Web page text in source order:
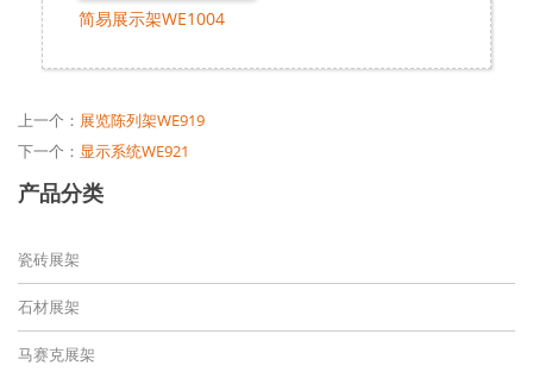
简易展示架WE1004
上一个： 展览陈列架WE919
下一个： 显示系统WE921
产品分类
瓷砖展架
石材展架
马赛克展架